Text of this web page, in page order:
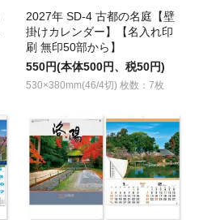
2027年 SD-4 古都の名庭【壁
掛けカレンダー】【名入れ印
刷 無印50部から】
550円(本体500円、税50円)
530×380mm(46/4切) 枚数：7枚